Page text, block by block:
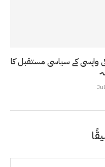
واپسی کے سیاسی مستقبل کا